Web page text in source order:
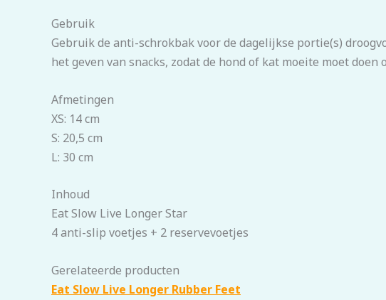
Gebruik
Gebruik de anti-schrokbak voor de dagelijkse portie(s)
het geven van snacks, zodat de hond of kat moeite moet
Afmetingen
XS: 14 cm
S: 20,5 cm
L: 30 cm
Inhoud
Eat Slow Live Longer Star
4 anti-slip voetjes + 2 reservevoetjes
Gerelateerde producten
Eat Slow Live Longer Rubber Feet